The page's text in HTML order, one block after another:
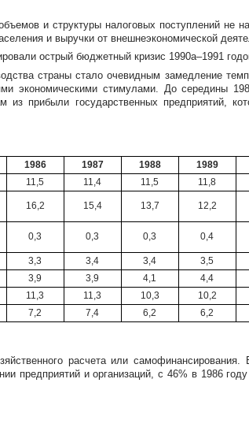
и структуры налоговых поступлений не
и выручки от внешнеэкономической
острый бюджетный кризис 1990а–1991
страны стало очевидным замедление
экономическими стимулами. До середины
прибыли государственных предприятий,
1986 1987 1988 1989
11,5 11,4 11,5 11,8
16,2 15,4 13,7 12,2
0,3 0,3 0,3 0,4
3,3 3,4 3,4 3,5
3,9 3,9 4,1 4,4
11,3 11,3 10,3 10,2
7,2 7,4 6,2 6,2
расчета или
предприятий и организаций, с 46% в 1986